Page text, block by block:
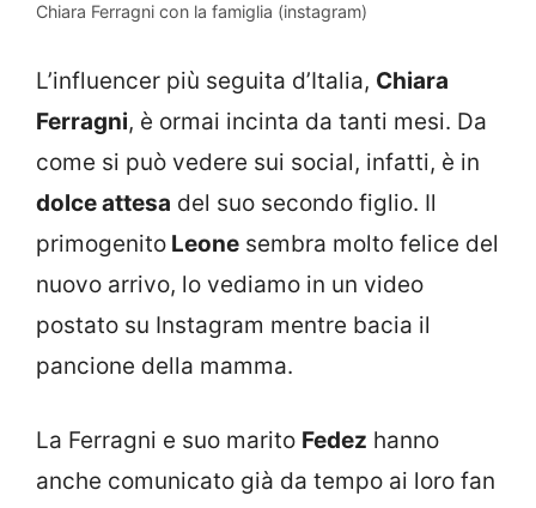
Chiara Ferragni con la famiglia (instagram)
L’influencer più seguita d’Italia, Chiara
Ferragni, è ormai incinta da tanti mesi. Da
come si può vedere sui social, infatti, è in
dolce attesa del suo secondo figlio. Il
primogenito Leone sembra molto felice del
nuovo arrivo, lo vediamo in un video
postato su Instagram mentre bacia il
pancione della mamma.
La Ferragni e suo marito Fedez hanno
anche comunicato già da tempo ai loro fan